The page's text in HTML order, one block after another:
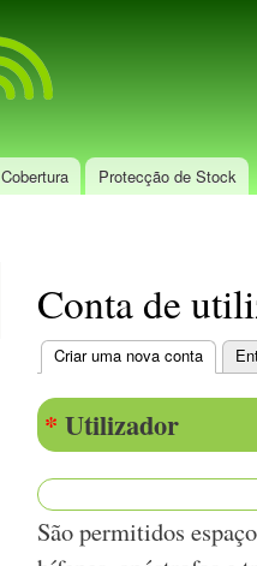
Cobertura Protecção de Stock
Conta de
Separadores
Criar uma nova conta
* Utilizador
São permitidos